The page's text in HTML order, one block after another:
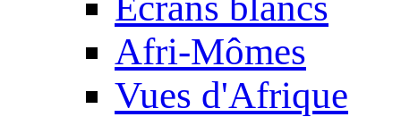
Afri-Mômes
Vues d'Afrique